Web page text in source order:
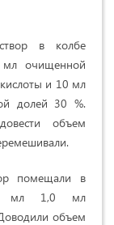
в колбе
очищенной
и 10 мл
долей 30 %.
объем
помещали в
мл 1,0 мл
объем